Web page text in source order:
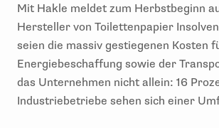
Mit Hakle meldet zum Herbstbeginn
Hersteller von Toilettenpapier
seien die massiv gestiegenen Kosten
Energiebeschaffung sowie der
das Unternehmen nicht allein: 16
Industriebetriebe sehen sich einer